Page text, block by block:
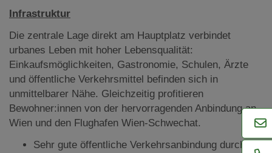
Infrastruktur
Die zentrale Lage direkt am Hauptplatz verbindet
urbanes Leben mit hoher Lebensqualität:
Einkaufsmöglichkeiten, Gastronomie, Schulen, Ärzte
und öffentliche Verkehrsmittel befinden sich in
unmittelbarer Nähe. Gleichzeitig profitieren
Bewohner:innen von der hervorragenden Anbindung an
Wien und den Flughafen Wien-Schwechat.
Sehr gute öffentliche Verkehrsanbindung durch